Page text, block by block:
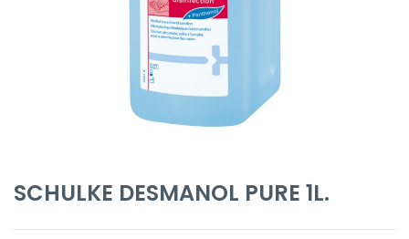
SCHULKE DESMANOL PURE 1L.